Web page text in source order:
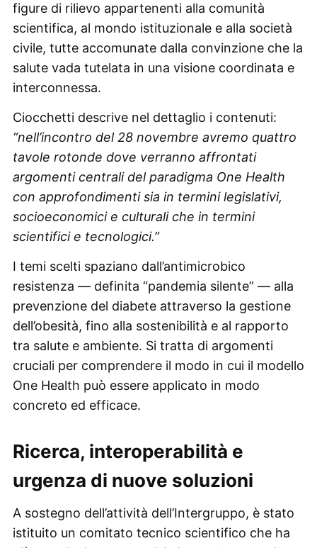
figure di rilievo appartenenti alla comunità
scientifica, al mondo istituzionale e alla società
civile, tutte accomunate dalla convinzione che la
salute vada tutelata in una visione coordinata e
interconnessa.
Ciocchetti descrive nel dettaglio i contenuti:
“nell’incontro del 28 novembre avremo quattro
tavole rotonde dove verranno affrontati
argomenti centrali del paradigma One Health
con approfondimenti sia in termini legislativi,
socioeconomici e culturali che in termini
scientifici e tecnologici.”
I temi scelti spaziano dall’antimicrobico
resistenza — definita “pandemia silente” — alla
prevenzione del diabete attraverso la gestione
dell’obesità, fino alla sostenibilità e al rapporto
tra salute e ambiente. Si tratta di argomenti
cruciali per comprendere il modo in cui il modello
One Health può essere applicato in modo
concreto ed efficace.
Ricerca, interoperabilità e
urgenza di nuove soluzioni
A sostegno dell’attività dell’Intergruppo, è stato
istituito un comitato tecnico scientifico che ha